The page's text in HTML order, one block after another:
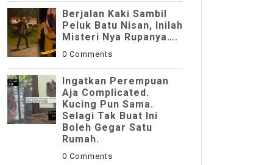
Berjalan Kaki Sambil
Peluk Batu Nisan, Inilah
Misteri Nya Rupanya….
0 Comments
Ingatkan Perempuan
Aja Complicated.
Kucing Pun Sama.
Selagi Tak Buat Ini
Boleh Gegar Satu
Rumah.
0 Comments